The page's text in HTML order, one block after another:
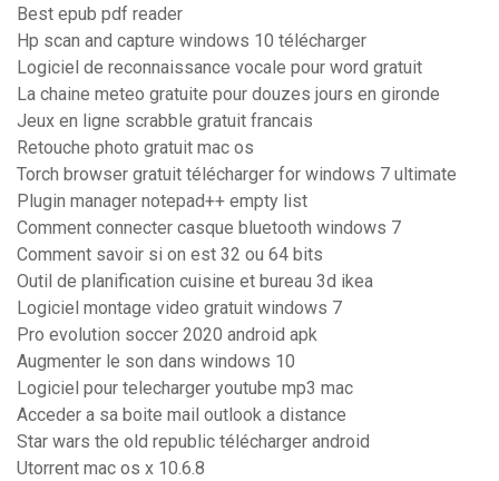
Best epub pdf reader
Hp scan and capture windows 10 télécharger
Logiciel de reconnaissance vocale pour word gratuit
La chaine meteo gratuite pour douzes jours en gironde
Jeux en ligne scrabble gratuit francais
Retouche photo gratuit mac os
Torch browser gratuit télécharger for windows 7 ultimate
Plugin manager notepad++ empty list
Comment connecter casque bluetooth windows 7
Comment savoir si on est 32 ou 64 bits
Outil de planification cuisine et bureau 3d ikea
Logiciel montage video gratuit windows 7
Pro evolution soccer 2020 android apk
Augmenter le son dans windows 10
Logiciel pour telecharger youtube mp3 mac
Acceder a sa boite mail outlook a distance
Star wars the old republic télécharger android
Utorrent mac os x 10.6.8